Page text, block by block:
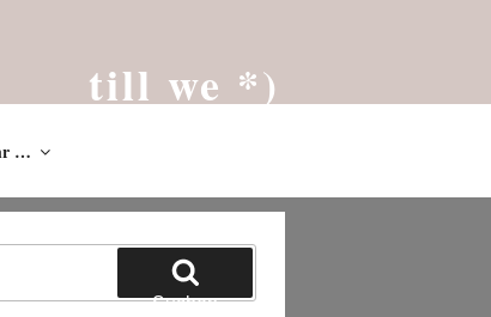
till we *)
…
Suchen